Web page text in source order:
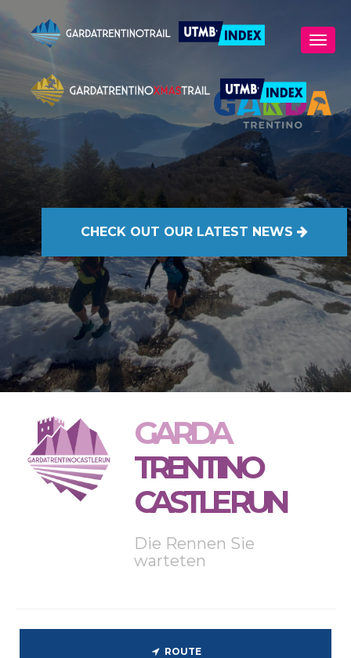
CHECK OUT OUR LATEST NEWS
GARDA
TRENTINO
CASTLE RUN
Die Rennen Sie
warteten
ROUTE